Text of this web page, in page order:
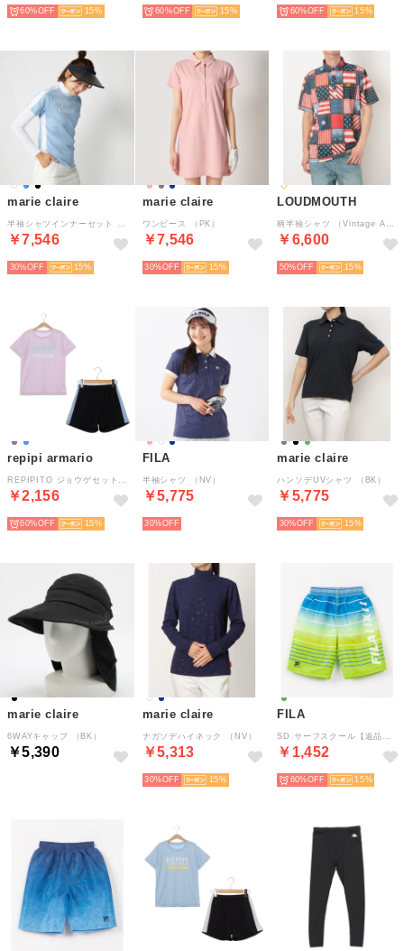
60% 15 60% 15 60% 15
marie claire
￥7,546
30% 15
marie claire
ワンピース （PK）
￥7,546
30% 15
LOUDMOUTH
￥6,600
50% 15
repipi armario
￥2,156
60% 15
FILA
半袖シャツ （NV）
￥5,775
30%
marie claire
ハンソデUVシャツ （BK）
￥5,775
30% 15
marie claire
6WAYキャップ （BK）
￥5,390
marie claire
ナガソデハイネック （NV）
￥5,313
30% 15
FILA
￥1,452
60% 15